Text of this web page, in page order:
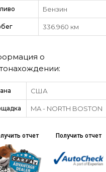
Бензин
336.960 км
о
США
MA - NORTH BOSTON
отчет Получить отчет